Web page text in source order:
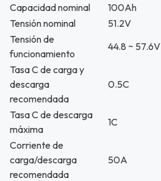
Capacidad nominal
100Ah
Tensión nominal
51.2V
Tensión de
funcionamiento
44.8 ~ 57.6V
Tasa C de carga y
descarga
recomendada
0.5C
Tasa C de descarga
máxima
1C
Corriente de
carga/descarga
recomendada
50A